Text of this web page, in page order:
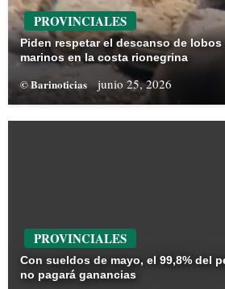
PROVINCIALES
Piden respetar el descanso de
marinos en la costa rionegrina
© Barinoticias junio 25, 2026
PROVINCIALES
Con sueldos de mayo, el 99,8% del
no pagará ganancias